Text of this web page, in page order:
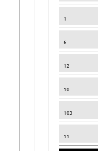
1
6
12
10
103
11